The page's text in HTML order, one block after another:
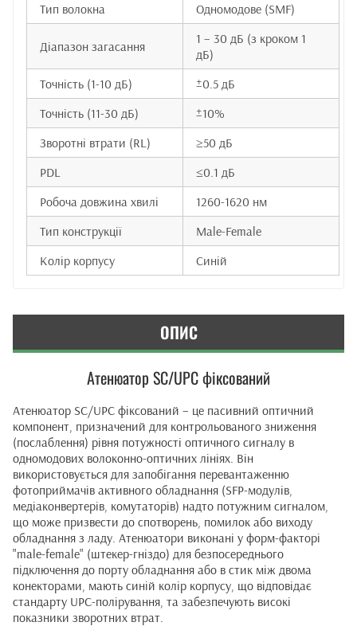
Тип волокна
Одномодове (SMF)
Діапазон загасання
1 – 30 дБ (з кроком 1
дБ)
Точність (1-10 дБ)
±0.5 дБ
Точність (11-30 дБ)
±10%
Зворотні втрати (RL)
≥50 дБ
PDL
≤0.1 дБ
Робоча довжина хвилі
1260-1620 нм
Тип конструкції
Male-Female
Колір корпусу
Синій
ОПИС
Атенюатор SC/UPC фіксований
Атенюатор SC/UPC фіксований – це пасивний оптичний
компонент, призначений для контрольованого зниження
(послаблення) рівня потужності оптичного сигналу в
одномодових волоконно-оптичних лініях. Він
використовується для запобігання перевантаженню
фотоприймачів активного обладнання (SFP-модулів,
медіаконвертерів, комутаторів) надто потужним сигналом,
що може призвести до спотворень, помилок або виходу
обладнання з ладу. Атенюатори виконані у форм-факторі
"male-female" (штекер-гніздо) для безпосереднього
підключення до порту обладнання або в стик між двома
конекторами, мають синій колір корпусу, що відповідає
стандарту UPC-полірування, та забезпечують високі
показники зворотних втрат.